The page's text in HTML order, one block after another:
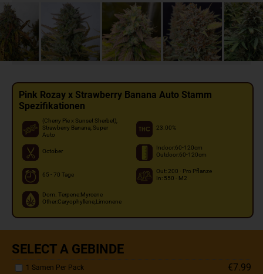
Pink Rozay x Strawberry Banana Auto Stamm
Spezifikationen
(Cherry Pie x Sunset Sherbet),
Strawberry Banana, Super
Auto
23.00%
October
Indoor:60-120cm
Outdoor:60-120cm
65 - 70 Tage
Out: 200 - Pro Pflanze
In: 550 - M2
Dom. Terpene:Myrcene
Other:Caryophyllene,Limonene
SELECT A GEBINDE
1 Samen Per Pack €7.99